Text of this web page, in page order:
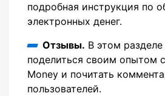
подробная инструкция по
электронных денег.
Отзывы. В этом
поделиться своим опытом
Money и почитать
пользователей.